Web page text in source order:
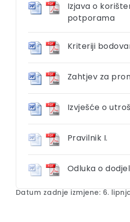
Izjava o
potporama
Kriteriji
Zahtjev za
Izvješće o
Pravilnik I.
Odluka o
Datum zadnje izmjene: 6.